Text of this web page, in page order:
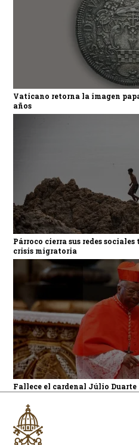
Vaticano retorna la imagen
años
Párroco cierra sus redes
crisis migratoria
Fallece el cardenal Júlio